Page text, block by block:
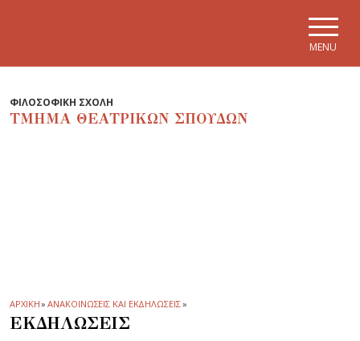
MENU
ΦΙΛΟΣΟΦΙΚΗ ΣΧΟΛΗ
ΤΜΗΜΑ ΘΕΑΤΡΙΚΩΝ ΣΠΟΥΔΩΝ
ΑΡΧΙΚΗ» ΑΝΑΚΟΙΝΩΣΕΙΣ ΚΑΙ ΕΚΔΗΛΩΣΕΙΣ»
ΕΚΔΗΛΩΣΕΙΣ